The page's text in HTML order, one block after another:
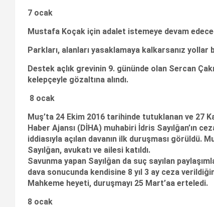
7 ocak
Mustafa Koçak için adalet istemeye devam
Parkları, alanları yasaklamaya kalkarsanız yollar
Destek açlık grevinin 9. gününde olan Sercan
kelepçeyle gözaltına alındı.
8 ocak
Muş’ta 24 Ekim 2016 tarihinde tutuklanan ve 27
Haber Ajansı (DİHA) muhabiri İdris Sayılğan’ın
iddiasıyla açılan davanın ilk duruşması görüldü.
Sayılğan, avukatı ve ailesi katıldı.
Savunma yapan Sayılğan da suç sayılan
dava sonucunda kendisine 8 yıl 3 ay ceza
Mahkeme heyeti, duruşmayı 25 Mart’aa erteledi.
8 ocak